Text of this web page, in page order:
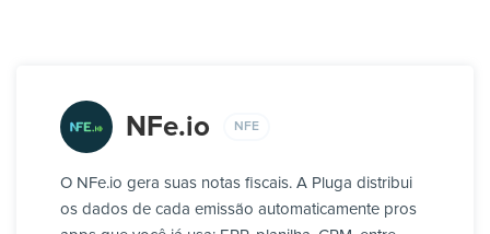
NFe.io NFE
O NFe.io gera suas notas fiscais. A Pluga distribui
os dados de cada emissão automaticamente pros